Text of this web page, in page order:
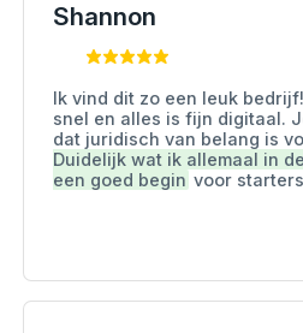
Shannon
Ik vind dit zo een leuk
snel en alles is fijn digitaal.
dat juridisch van belang is
Duidelijk wat ik allemaal in
een goed begin voor